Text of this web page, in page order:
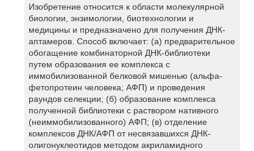
Изобретение относится к области молекулярной
биологии, энзимологии, биотехнологии и
медицины и предназначено для получения ДНК-
аптамеров. Способ включает: (а) предварительное
обогащение комбинаторной ДНК-библиотеки
путем образования ее комплекса с
иммобилизованной белковой мишенью (альфа-
фетопротеин человека; АФП) и проведения
раундов селекции; (б) образование комплекса
полученной библиотеки с раствором нативного
(неиммобилизованного) АФП; (в) отделение
комплексов ДНК/АФП от несвязавшихся ДНК-
олигонуклеотидов методом акриламидного